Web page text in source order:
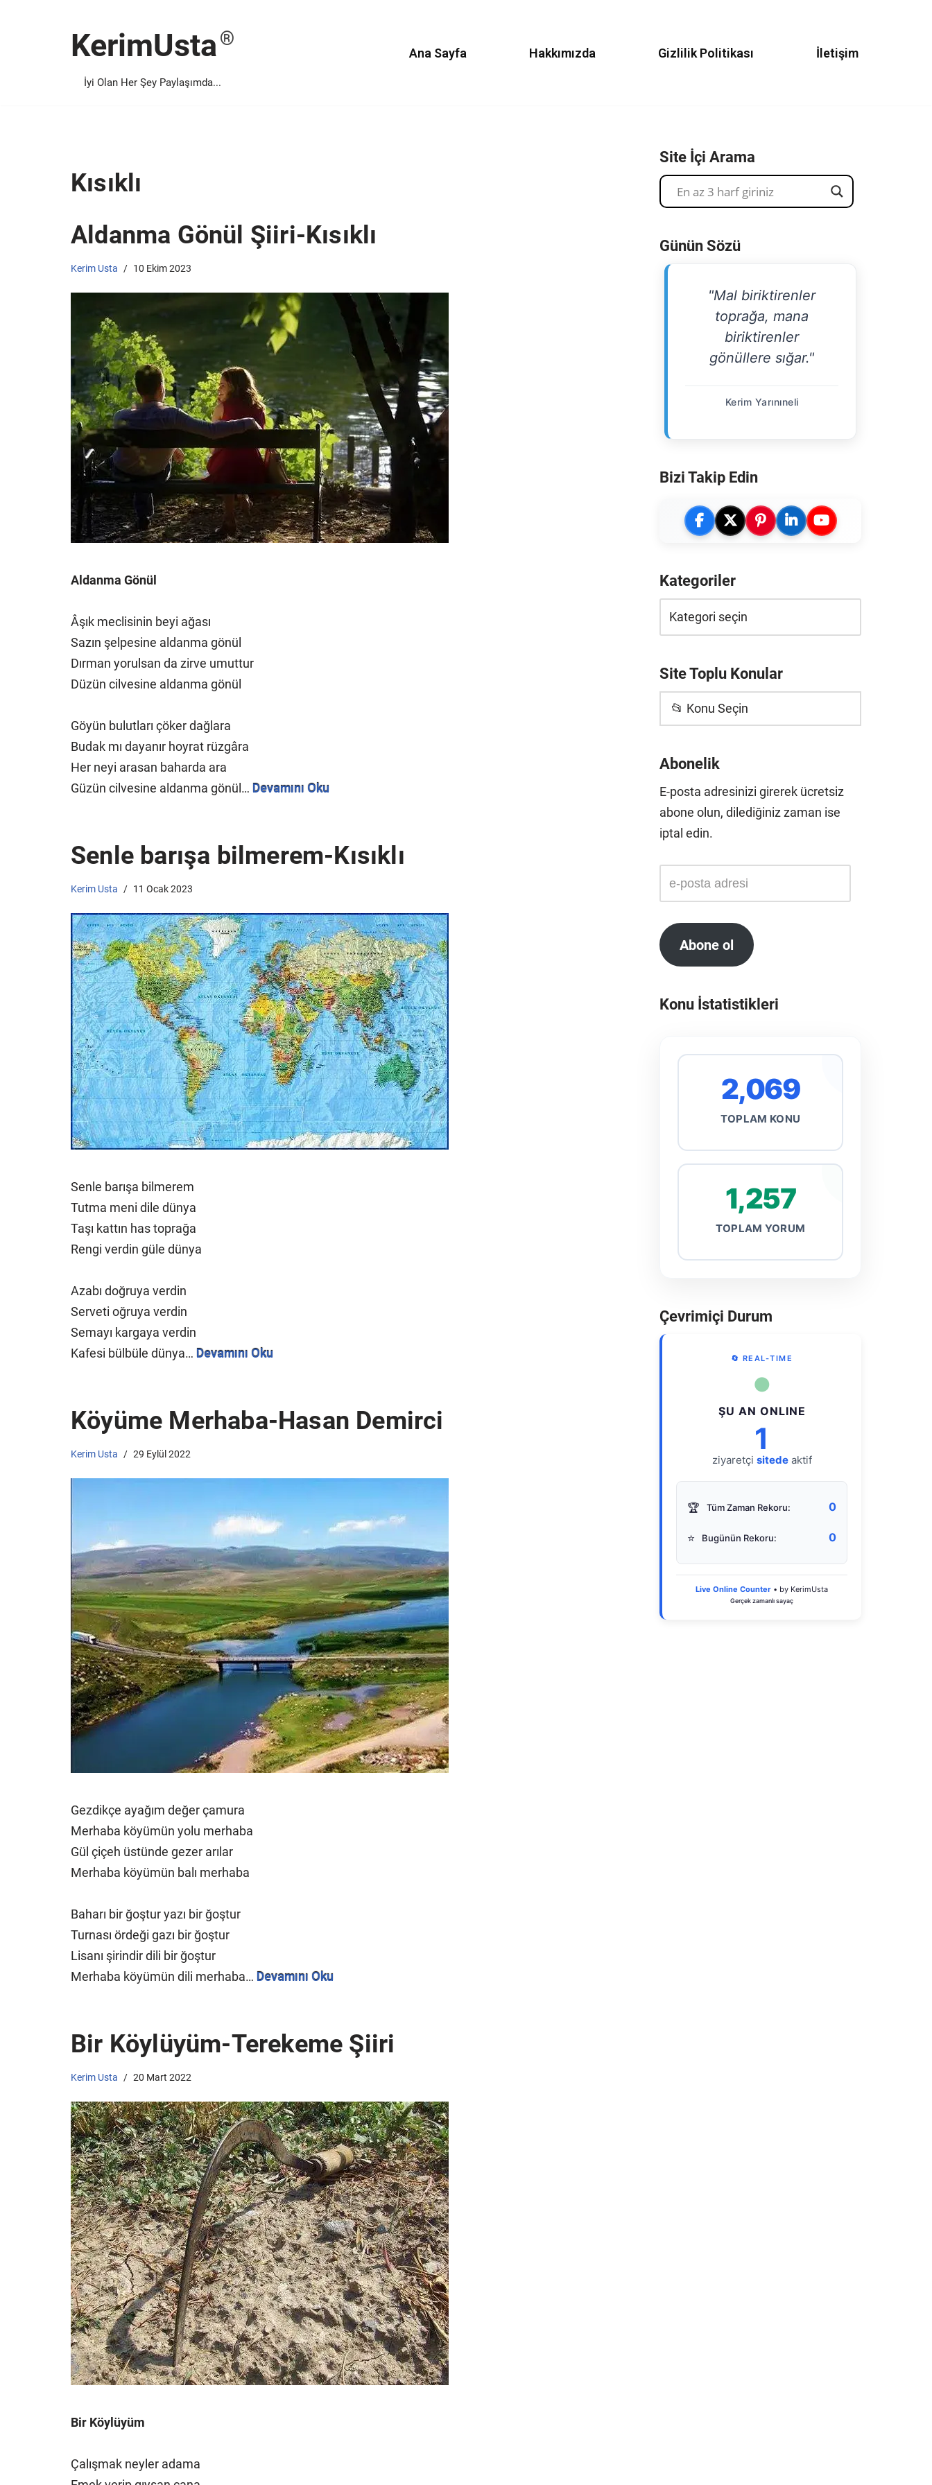
KerimUsta
İyi Olan Her Şey Paylaşımda...
Ana Sayfa Hakkımızda Gizlilik Politikası İletişim
Kısıklı
Aldanma Gönül Şiiri-Kısıklı
Kerim Usta 10 Ekim 2023
Aldanma Gönül
Âşık meclisinin beyi ağası
Sazın şelpesine aldanma gönül
Dırman yorulsan da zirve umuttur
Düzün cilvesine aldanma gönül
Göyün bulutları çöker dağlara
Budak mı dayanır hoyrat rüzgâra
Her neyi arasan baharda ara
Güzün cilvesine aldanma gönül… Devamını Oku
Senle barışa bilmerem-Kısıklı
Kerim Usta 11 Ocak 2023
Senle barışa bilmerem
Tutma meni dile dünya
Taşı kattın has toprağa
Rengi verdin güle dünya
Azabı doğruya verdin
Serveti oğruya verdin
Semayı kargaya verdin
Kafesi bülbüle dünya… Devamını Oku
Köyüme Merhaba-Hasan Demirci
Kerim Usta 29 Eylül 2022
Gezdikçe ayağım değer çamura
Merhaba köyümün yolu merhaba
Gül çiçeh üstünde gezer arılar
Merhaba köyümün balı merhaba
Baharı bir ğoştur yazı bir ğoştur
Turnası ördeği gazı bir ğoştur
Lisanı şirindir dili bir ğoştur
Merhaba köyümün dili merhaba… Devamını Oku
Bir Köylüyüm-Terekeme Şiiri
Kerim Usta 20 Mart 2022
Bir Köylüyüm
Çalışmak neyler adama
Site İçi Arama
Günün Sözü
"Mal biriktirenler
toprağa, mana
biriktirenler
gönüllere sığar."
Kerim Yarınıneli
Bizi Takip Edin
Kategoriler
Site Toplu Konular
📂 Konu Seçin
Abonelik
E-posta adresinizi girerek ücretsiz
abone olun, dilediğiniz zaman ise
iptal edin.
Abone ol
Konu İstatistikleri
2,069
TOPLAM KONU
1,257
TOPLAM YORUM
Çevrimiçi Durum
🔄 REAL-TIME
●
ŞU AN ONLINE
1
ziyaretçi sitedeaktif
🏆 Tüm Zaman Rekoru: 0
⭐ Bugünün Rekoru: 0
Live Online Counter • by KerimUsta
Gerçek zamanlı sayaç